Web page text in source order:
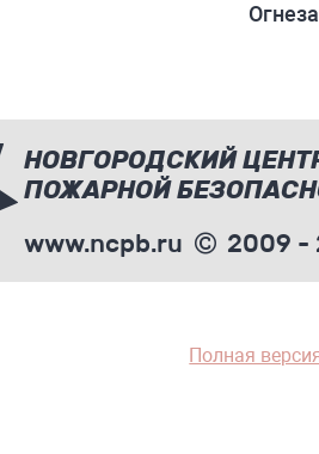
НОВГОРОДСКИЙ
ПОЖАРНОЙ
www.ncpb.ru
2009 -
Полная